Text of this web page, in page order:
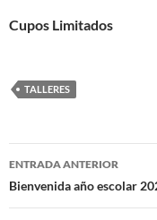
Cupos Limitados
TALLERES
Navegación
de
ENTRADA ANTERIOR
Bienvenida año escolar